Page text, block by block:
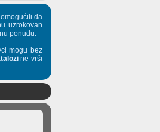
da
uzrokovan
ponudu.
mogu bez
ne vrši